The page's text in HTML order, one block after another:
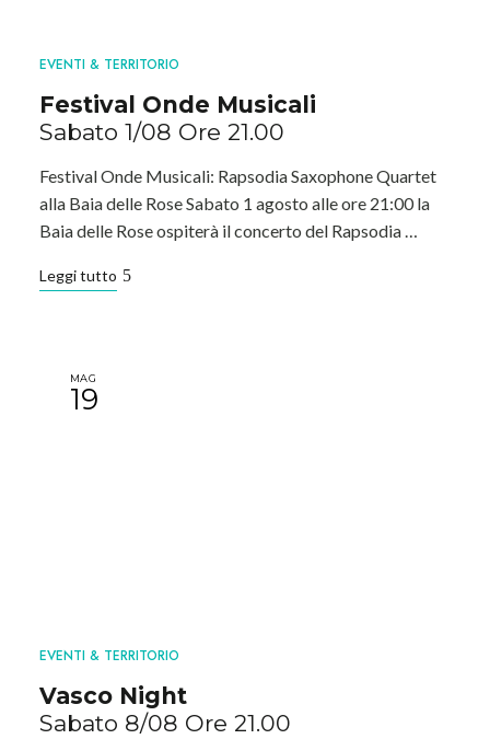
EVENTI & TERRITORIO
Festival Onde Musicali
Sabato 1/08 Ore 21.00
Festival Onde Musicali: Rapsodia Saxophone Quartet
alla Baia delle Rose Sabato 1 agosto alle ore 21:00 la
Baia delle Rose ospiterà il concerto del Rapsodia …
Leggi tutto
MAG
19
EVENTI & TERRITORIO
Vasco Night
Sabato 8/08 Ore 21.00